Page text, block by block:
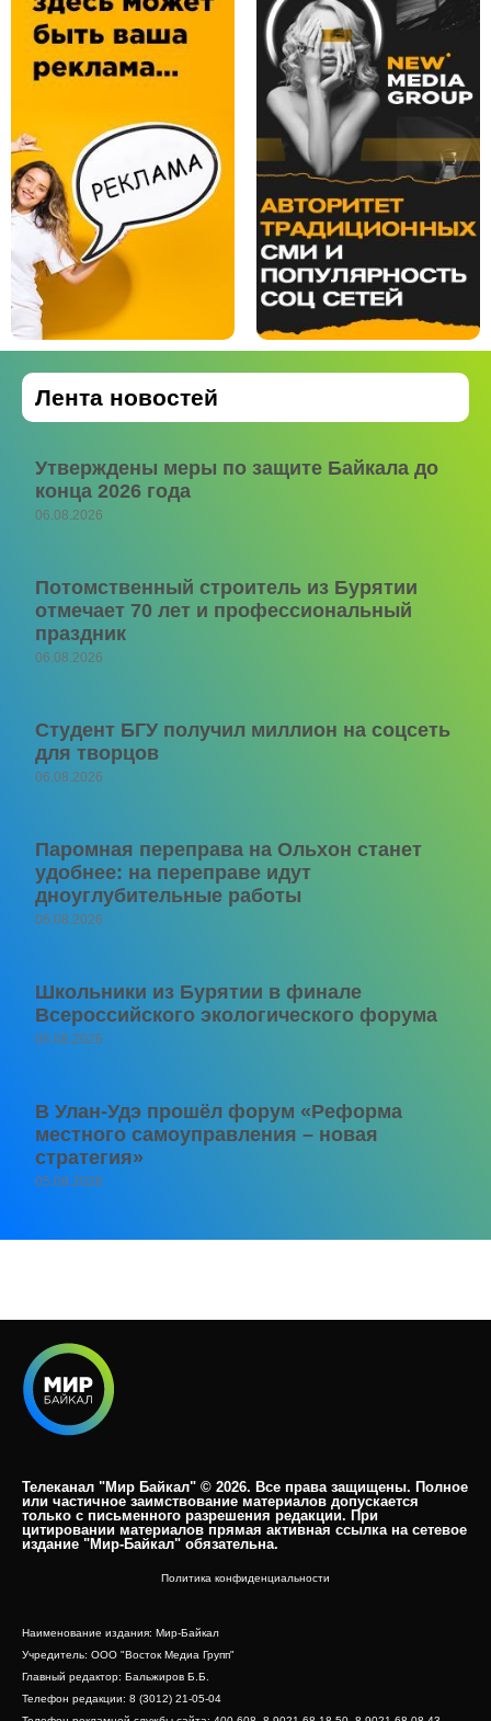
Лента новостей
Утверждены меры по защите Байкала до
конца 2026 года
06.08.2026
Потомственный строитель из Бурятии
отмечает 70 лет и профессиональный
праздник
06.08.2026
Студент БГУ получил миллион на соцсеть
для творцов
06.08.2026
Паромная переправа на Ольхон станет
удобнее: на переправе идут
дноуглубительные работы
06.08.2026
Школьники из Бурятии в финале
Всероссийского экологического форума
06.08.2026
В Улан-Удэ прошёл форум «Реформа
местного самоуправления – новая
стратегия»
05.08.2026
Телеканал "Мир Байкал" © 2026. Все права защищены. Полное
или частичное заимствование материалов допускается
только с письменного разрешения редакции. При
цитировании материалов прямая активная ссылка на сетевое
издание "Мир-Байкал" обязательна.​
Политика конфиденциальности
Наименование издания: Мир-Байкал
Учредитель: ООО "Восток Медиа Групп"
Главный редактор: Бальжиров Б.Б.
Телефон редакции: 8 (3012) 21-05-04